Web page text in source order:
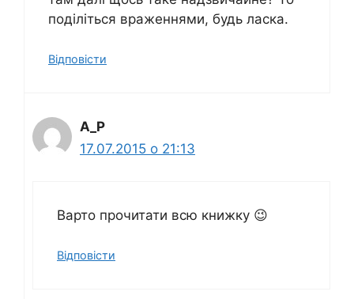
поділіться враженнями, будь ласка.
Відповіcти
A_P
17.07.2015 о 21:13
Варто прочитати всю книжку 😉
Відповіcти